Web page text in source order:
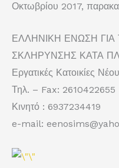
Οκτωβρίου 2017,
ΕΛΛΗΝΙΚΗ ΕΝΩΣΗ
ΣΚΛΗΡΥΝΣΗΣ ΚΑΤΑ
Εργατικές Κατοικίες
Τηλ. – Fax: 2610422655
Κινητό : 6937234419
e-mail: